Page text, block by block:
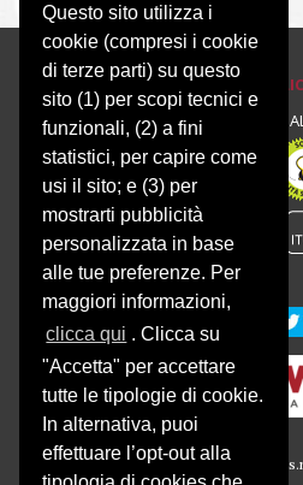
Questo sito utilizza i
cookie (compresi i cookie
di terze parti) su questo
sito (1) per scopi tecnici e
funzionali, (2) a fini
statistici, per capire come
usi il sito; e (3) per
mostrarti pubblicità
personalizzata in base
alle tue preferenze. Per
maggiori informazioni,
clicca qui . Clicca su
"Accetta" per accettare
tutte le tipologie di cookie.
In alternativa, puoi
effettuare l’opt-out alla
PRIVACY E COOKIE
PRIVACY NEWSLETTER NOTE
CONFORMITÀ :
© 2016 Società Agricola Montalbera